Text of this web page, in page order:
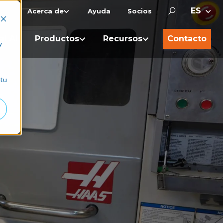
Acerca de Ayuda Socios
AI Productos Recursos Contacto